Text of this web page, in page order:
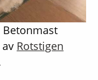
Rotstigen